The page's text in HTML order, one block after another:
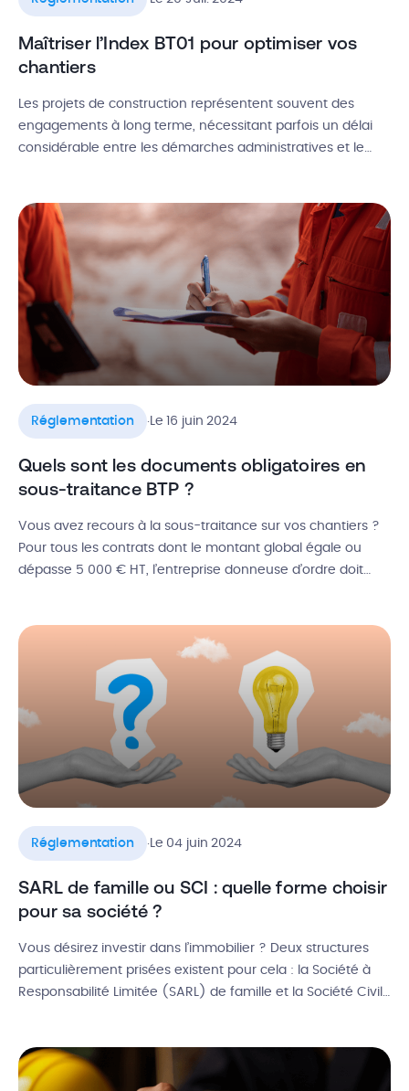
Maîtriser l’Index BT01 pour optimiser vos
chantiers
Les projets de construction représentent souvent des
engagements à long terme, nécessitant parfois un délai
considérable entre les démarches administratives et le
crucial pour les professionnels de l’immobilier : il permet
une indexation du coût du […]
Réglementation .Le 16 juin 2024
Quels sont les documents obligatoires en
sous-traitance BTP ?
Vous avez recours à la sous-traitance sur vos chantiers ?
Pour tous les contrats dont le montant global égale ou
dépasse 5 000 € HT, l’entreprise donneuse d’ordre doit
votre sous-traitant respecte bien ses obligations de
déclaration et […]
Réglementation .Le 04 juin 2024
SARL de famille ou SCI : quelle forme choisir
pour sa société ?
Vous désirez investir dans l’immobilier ? Deux structures
particulièrement prisées existent pour cela : la Société à
Responsabilité Limitée (SARL) de famille et la Société Civile
difficile. Dans cet article, découvrez les caractéristiques de
chaque option, avec un tableau […]